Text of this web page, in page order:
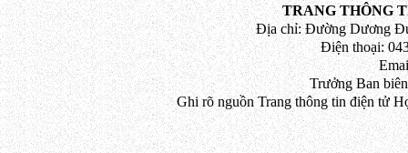
TRANG THÔNG
Địa chỉ: Đường Dương
Điện thoại:
Trưởng Ban
Ghi rõ nguồn Trang thông tin điện tử